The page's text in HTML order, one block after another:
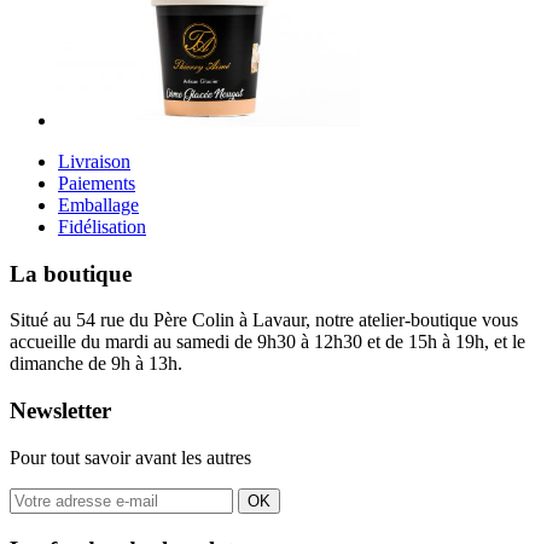
Livraison
Paiements
Emballage
Fidélisation
La boutique
Situé au 54 rue du Père Colin à Lavaur, notre atelier-boutique vous
accueille du mardi au samedi de 9h30 à 12h30 et de 15h à 19h, et le
dimanche de 9h à 13h.
Newsletter
Pour tout savoir avant les autres
OK